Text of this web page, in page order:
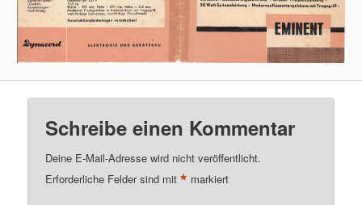
Schreibe einen Kommentar
Deine E-Mail-Adresse wird nicht veröffentlicht.
Erforderliche Felder sind mit* markiert